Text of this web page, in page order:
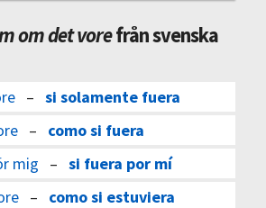
om det vorefrån svenska
– si solamente fuera
– como si fuera
mig – si fuera por mí
– como si estuviera